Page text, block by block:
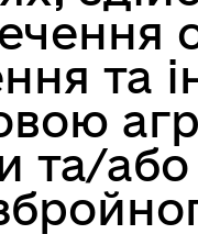
матеріальна
ВПО
та
та/